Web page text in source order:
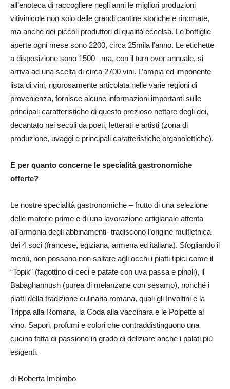
all’enoteca di raccogliere negli anni le migliori produzioni
vitivinicole non solo delle grandi cantine storiche e rinomate,
ma anche dei piccoli produttori di qualità eccelsa. Le bottiglie
aperte ogni mese sono 2200, circa 25mila l’anno. Le etichette
a disposizione sono 1500 ma, con il turn over annuale, si
arriva ad una scelta di circa 2700 vini. L’ampia ed imponente
lista di vini, rigorosamente articolata nelle varie regioni di
provenienza, fornisce alcune informazioni importanti sulle
principali caratteristiche di questo prezioso nettare degli dei,
decantato nei secoli da poeti, letterati e artisti (zona di
produzione, uvaggi e principali caratteristiche organolettiche).
E per quanto concerne le specialità gastronomiche
offerte?
Le nostre specialità gastronomiche – frutto di una selezione
delle materie prime e di una lavorazione artigianale attenta
all’armonia degli abbinamenti- tradiscono l’origine multietnica
dei 4 soci (francese, egiziana, armena ed italiana). Sfogliando il
menù, non possono non saltare agli occhi i piatti tipici come il
“Topik” (fagottino di ceci e patate con uva passa e pinoli), il
Babaghannush (purea di melanzane con sesamo), nonché i
piatti della tradizione culinaria romana, quali gli Involtini e la
Trippa alla Romana, la Coda alla vaccinara e le Polpette al
vino. Sapori, profumi e colori che contraddistinguono una
cucina fatta di passione in grado di deliziare anche i palati più
esigenti.
di Roberta Imbimbo